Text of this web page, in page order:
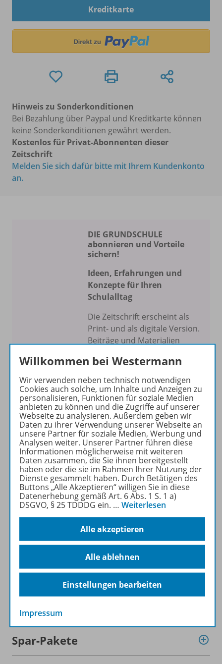
Kreditkarte
Hinweis zu Sonderkonditionen
Bei Bezahlung über Paypal und Kreditkarte können
keine Sonderkonditionen gewährt werden.
Kostenlos für Privat-Abonnenten dieser
Zeitschrift
Melden Sie sich dafür bitte mit Ihrem Kundenkonto
an.
DIE GRUNDSCHULE
abonnieren und Vorteile
sichern!
Ideen, Erfahrungen und
Konzepte für Ihren
Schulalltag
Die Zeitschrift erscheint als
Print- und als digitale Version.
Beiträge und Materialien
DIE GRUNDSCHULE kostenlos
recherchiert und
heruntergeladen werden (nur
für Privatpersonen).
Jetzt kostengünstig
Probelesen oder gleich zum
Vorteilspreis abonnieren!
ZU DEN ABO-ANGEBOTEN
Informationen
Spar-Pakete
Willkommen bei Westermann
Wir verwenden neben technisch notwendigen
Cookies auch solche, um Inhalte und Anzeigen zu
personalisieren, Funktionen für soziale Medien
anbieten zu können und die Zugriffe auf unserer
Webseite zu analysieren. Außerdem geben wir
Daten zu ihrer Verwendung unserer Webseite an
unsere Partner für soziale Medien, Werbung und
Analysen weiter. Unserer Partner führen diese
Informationen möglicherweise mit weiteren
Daten zusammen, die Sie ihnen bereitgestellt
haben oder die sie im Rahmen Ihrer Nutzung der
Dienste gesammelt haben. Durch Betätigen des
Buttons „Alle Akzeptieren“ willigen Sie in diese
Datenerhebung gemäß Art. 6 Abs. 1 S. 1 a)
DSGVO, § 25 TDDDG ein. … Weiterlesen
Alle akzeptieren
Alle ablehnen
Einstellungen bearbeiten
Impressum